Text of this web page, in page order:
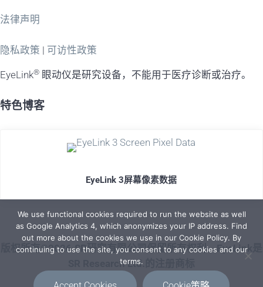
法律声明
隐私政策 可访性政策
EyeLink® 眼动仪是研究设备，不能用于医疗诊断或治疗。
特色博客
EyeLink 3屏幕像素数据
版权所有©2026·SR研究有限公司保留所有权利。EyeLink是
SR Research Ltd.的注册商标
We use functional cookies required to run the website as well
as Google Analytics 4, which anonymizes your IP address. Find
out more about the cookies we use in our Cookie Policy. By
continuing to use the site, you consent to any cookies and our
terms.